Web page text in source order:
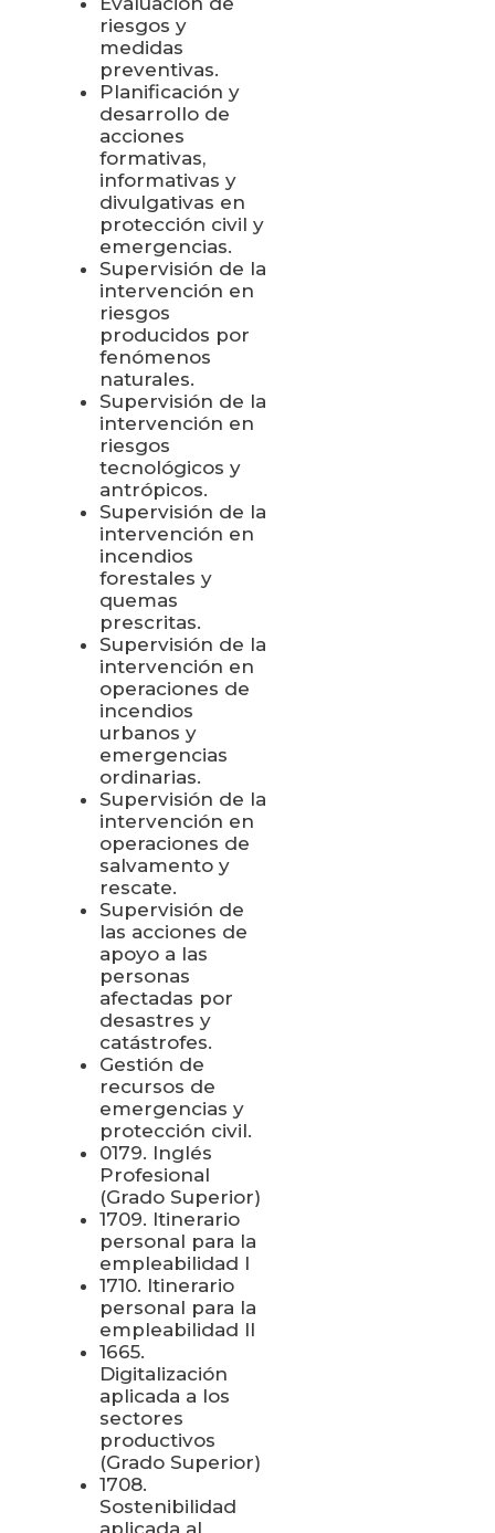
riesgos y
medidas
preventivas.
Planificación y
desarrollo de
acciones
formativas,
informativas y
divulgativas en
protección civil y
emergencias.
Supervisión de la
intervención en
riesgos
producidos por
fenómenos
naturales.
Supervisión de la
intervención en
riesgos
tecnológicos y
antrópicos.
Supervisión de la
intervención en
incendios
forestales y
quemas
prescritas.
Supervisión de la
intervención en
operaciones de
incendios
urbanos y
emergencias
ordinarias.
Supervisión de la
intervención en
operaciones de
salvamento y
rescate.
Supervisión de
las acciones de
apoyo a las
personas
afectadas por
desastres y
catástrofes.
Gestión de
recursos de
emergencias y
protección civil.
0179. Inglés
Profesional
(Grado Superior)
1709. Itinerario
personal para la
empleabilidad I
1710. Itinerario
personal para la
empleabilidad II
1665.
Digitalización
aplicada a los
sectores
productivos
(Grado Superior)
1708.
Sostenibilidad